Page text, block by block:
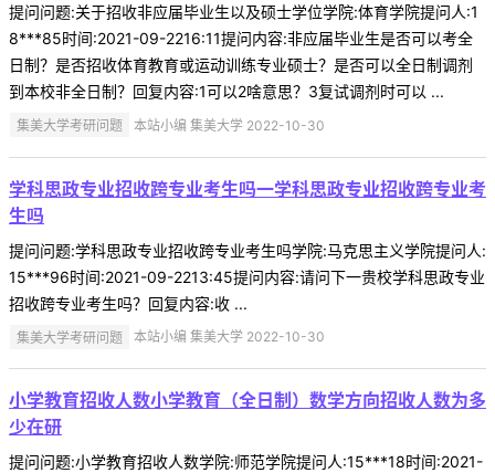
提问问题:关于招收非应届毕业生以及硕士学位学院:体育学院提问人:1
8***85时间:2021-09-2216:11提问内容:非应届毕业生是否可以考全
日制？是否招收体育教育或运动训练专业硕士？是否可以全日制调剂
到本校非全日制？回复内容:1可以2啥意思？3复试调剂时可以 ...
集美大学考研问题 本站小编 集美大学 2022-10-30
学科思政专业招收跨专业考生吗一学科思政专业招收跨专业考
生吗
提问问题:学科思政专业招收跨专业考生吗学院:马克思主义学院提问人:
15***96时间:2021-09-2213:45提问内容:请问下一贵校学科思政专业
招收跨专业考生吗？回复内容:收 ...
集美大学考研问题 本站小编 集美大学 2022-10-30
小学教育招收人数小学教育（全日制）数学方向招收人数为多
少在研
提问问题:小学教育招收人数学院:师范学院提问人:15***18时间:2021-